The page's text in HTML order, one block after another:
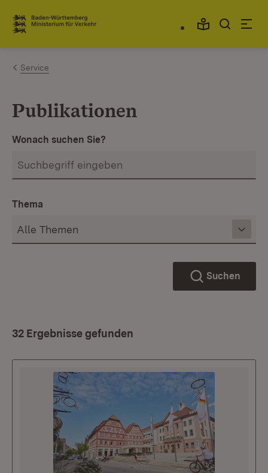
Zum Inhalt springen
Link zur Startseite
Service
Publikationen
Wonach suchen Sie?
Thema
Suchen
32 Ergebnisse gefunden